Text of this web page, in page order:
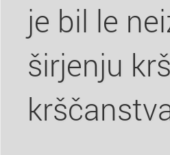
je bil le
širjenju